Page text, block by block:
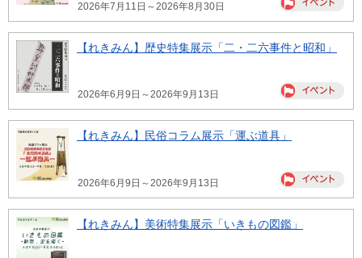
2026年7月11日～2026年8月30日
【れきみん】歴史特集展示「二・二六事件と昭和」
2026年6月9日～2026年9月13日
【れきみん】民俗コラム展示「運ぶ道具」
2026年6月9日～2026年9月13日
【れきみん】美術特集展示「いきもの図鑑」